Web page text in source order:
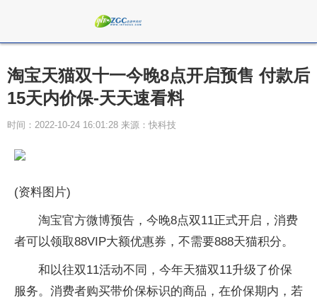
淘宝天猫双十一今晚8点开启预售 付款后
15天内价保-天天速看料
时间：2022-10-24 16:01:28 来源：快科技
(资料图片)
淘宝官方微博预告，今晚8点双11正式开启，消费
者可以领取88VIP大额优惠券，不需要888天猫积分。
和以往双11活动不同，今年天猫双11升级了价保
服务。消费者购买带价保标识的商品，在价保期内，若